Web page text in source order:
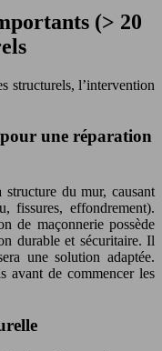
(> 20
structurels, l’intervention
une réparation
du mur, causant
fissures, effondrement).
de maçonnerie possède
durable et sécuritaire. Il
une solution adaptée.
avant de commencer les